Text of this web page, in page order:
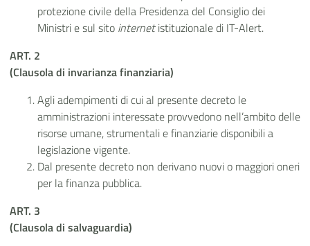
protezione civile della Presidenza del Consiglio dei
Ministri e sul sito internetistituzionale di IT-Alert.
ART. 2
(Clausola di invarianza finanziaria)
Agli adempimenti di cui al presente decreto le
amministrazioni interessate provvedono nell’ambito delle
risorse umane, strumentali e finanziarie disponibili a
legislazione vigente.
Dal presente decreto non derivano nuovi o maggiori oneri
per la finanza pubblica.
ART. 3
(Clausola di salvaguardia)